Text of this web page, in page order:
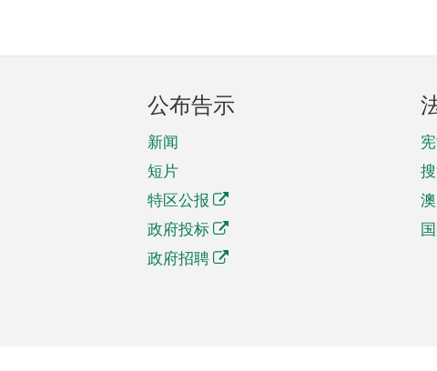
公布告示
新闻
短片
特区公报
政府投标
政府招聘